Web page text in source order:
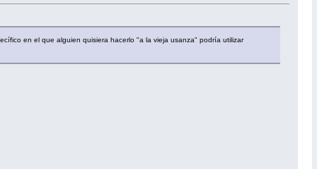
en el que alguien quisiera hacerlo "a la vieja usanza" podría utilizar